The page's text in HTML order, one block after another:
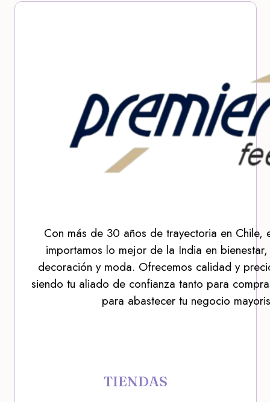
Con más de 30 años de trayectoria en Chile,
importamos lo mejor de la India en
decoración y moda. Ofrecemos calidad y
siendo tu aliado de confianza tanto para
para abastecer tu negocio
TIENDAS